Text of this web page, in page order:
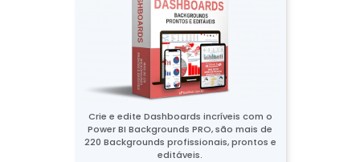
Crie e edite Dashboards incríveis com o
Power BI Backgrounds PRO, são mais de
220 Backgrounds profissionais, prontos e
editáveis.